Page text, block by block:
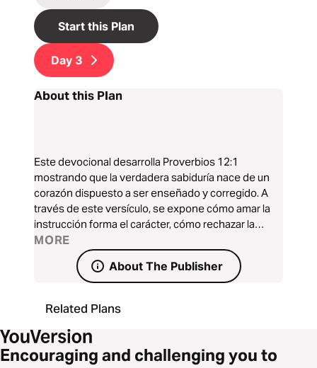
Start this Plan
Day 3
About this Plan
Este devocional desarrolla Proverbios 12:1
mostrando que la verdadera sabiduría nace de un
corazón dispuesto a ser enseñado y corregido. A
través de este versículo, se expone cómo amar la
instrucción forma el carácter, cómo rechazar la
reprensión endurece el corazón y cómo la
corrección divina conduce a una vida estable y
MORE
About The Publisher
Related Plans
Encouraging and challenging you to